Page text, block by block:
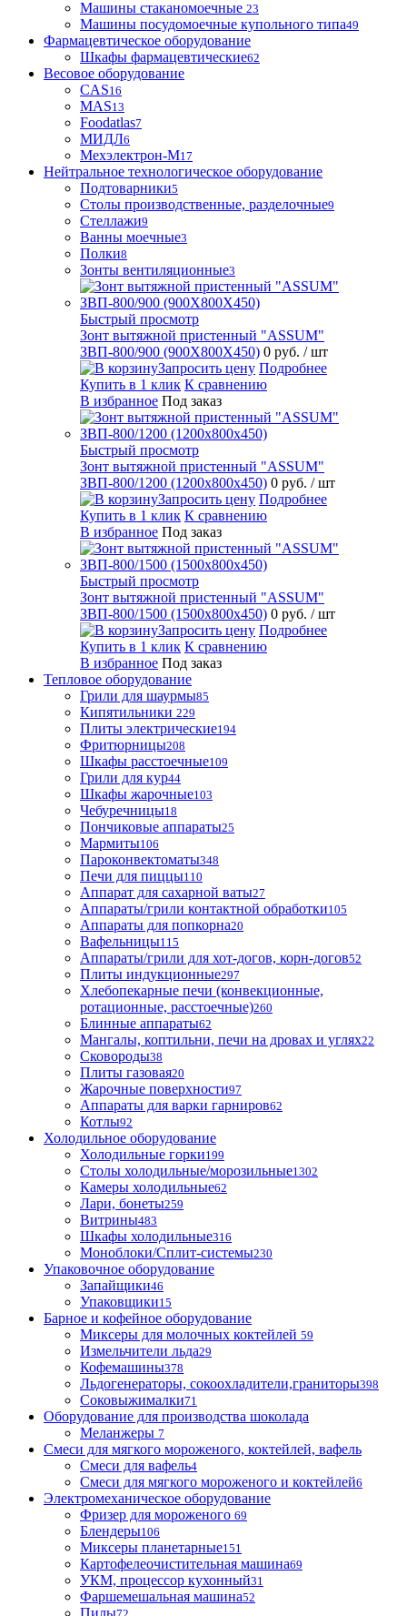
Машины стаканомоечные 23
Машины посудомоечные купольного типа49
Фармацевтическое оборудование
Шкафы фармацевтические62
Весовое оборудование
CAS16
MAS13
Foodatlas7
МИДЛ6
Мехэлектрон-М17
Нейтральное технологическое оборудование
Подтоварники5
Столы производственные, разделочные9
Стеллажи9
Ванны моечные3
Полки8
Зонты вентиляционные3
Быстрый просмотр
Зонт вытяжной пристенный "ASSUM"
ЗВП-800/900 (900Х800Х450) 0 руб. / шт
Запросить цену Подробнее
Купить в 1 клик К сравнению
В избранное Под заказ
Быстрый просмотр
Зонт вытяжной пристенный "ASSUM"
ЗВП-800/1200 (1200х800х450) 0 руб. / шт
Запросить цену Подробнее
Купить в 1 клик К сравнению
В избранное Под заказ
Быстрый просмотр
Зонт вытяжной пристенный "ASSUM"
ЗВП-800/1500 (1500х800х450) 0 руб. / шт
Запросить цену Подробнее
Купить в 1 клик К сравнению
В избранное Под заказ
Тепловое оборудование
Грили для шаурмы85
Кипятильники 229
Плиты электрические194
Фритюрницы208
Шкафы расстоечные109
Грили для кур44
Шкафы жарочные103
Чебуречницы18
Пончиковые аппараты25
Мармиты106
Пароконвектоматы348
Печи для пиццы110
Аппарат для сахарной ваты27
Аппараты/грили контактной обработки105
Аппараты для попкорна20
Вафельницы115
Аппараты/грили для хот-догов, корн-догов52
Плиты индукционные297
Хлебопекарные печи (конвекционные,
ротационные, расстоечные)260
Блинные аппараты62
Мангалы, коптильни, печи на дровах и углях22
Сковороды38
Плиты газовая20
Жарочные поверхности97
Аппараты для варки гарниров62
Котлы92
Холодильное оборудование
Холодильные горки199
Столы холодильные/морозильные1302
Камеры холодильные62
Лари, бонеты259
Витрины483
Шкафы холодильные316
Моноблоки/Сплит-системы230
Упаковочное оборудование
Запайщики46
Упаковщики15
Барное и кофейное оборудование
Миксеры для молочных коктейлей 59
Измельчители льда29
Кофемашины378
Льдогенераторы, сокоохладители,граниторы398
Соковыжималки71
Оборудование для производства шоколада
Меланжеры 7
Смеси для мягкого мороженого, коктейлей, вафель
Смеси для вафель4
Смеси для мягкого мороженого и коктейлей6
Электромеханическое оборудование
Фризер для мороженого 69
Блендеры106
Миксеры планетарные151
Картофелеочистительная машина69
УКМ, процессор кухонный31
Фаршемешальная машина52
Пилы